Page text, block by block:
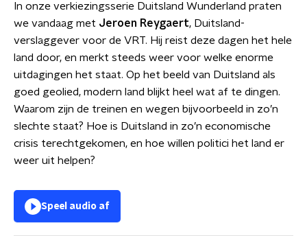
In onze verkiezingsserie Duitsland Wunderland praten
we vandaag met Jeroen Reygaert, Duitsland-
verslaggever voor de VRT. Hij reist deze dagen het hele
land door, en merkt steeds weer voor welke enorme
uitdagingen het staat. Op het beeld van Duitsland als
goed geolied, modern land blijkt heel wat af te dingen.
Waarom zijn de treinen en wegen bijvoorbeeld in zo’n
slechte staat? Hoe is Duitsland in zo’n economische
crisis terechtgekomen, en hoe willen politici het land er
weer uit helpen?
Speel audio af